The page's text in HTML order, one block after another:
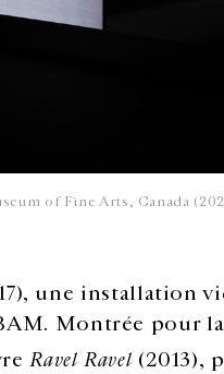
of Fine Arts, Canada
une installation
Montrée pour
Ravel Ravel (2013),